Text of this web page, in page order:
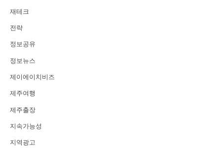
재테크
전략
정보공유
정보뉴스
제이에이치비즈
제주여행
제주출장
지속가능성
지역광고